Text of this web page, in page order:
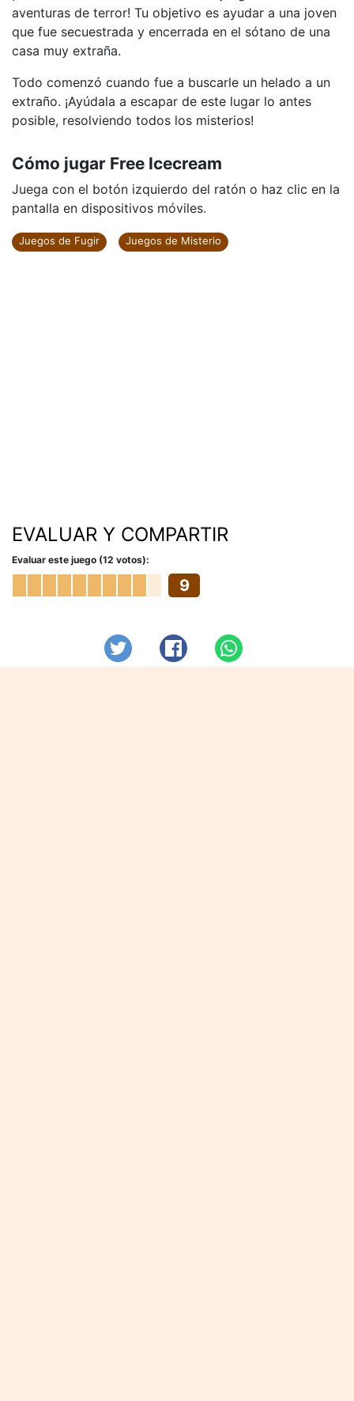
aventuras de terror! Tu objetivo es ayudar a una joven
que fue secuestrada y encerrada en el sótano de una
casa muy extraña.
Todo comenzó cuando fue a buscarle un helado a un
extraño. ¡Ayúdala a escapar de este lugar lo antes
posible, resolviendo todos los misterios!
Cómo jugar Free Icecream
Juega con el botón izquierdo del ratón o haz clic en la
pantalla en dispositivos móviles.
Juegos de Fugir Juegos de Misterio
EVALUAR Y COMPARTIR
Evaluar este juego (12 votos):
9